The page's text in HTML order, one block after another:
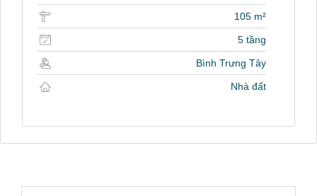
105 m²
5 tầng
Bình Trưng Tây
Nhà đất